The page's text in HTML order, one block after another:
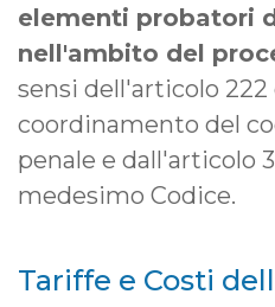
elementi probatori
nell'ambito del
sensi dell'articolo
coordinamento del
penale e dall'articolo
medesimo Codice.
Tariffe e Costi